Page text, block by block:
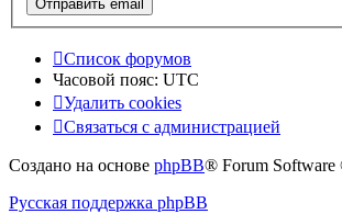
Список форумов
Часовой пояс: UTC
Удалить cookies
Связаться с администрацией
Создано на основе phpBB® Forum
Русская поддержка phpBB